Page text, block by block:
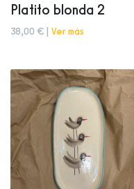
Platito blonda 2
38,00 € | Ver más